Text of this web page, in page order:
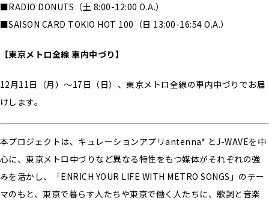
■RADIO DONUTS（土 8:00-12:00 O.A.）
■SAISON CARD TOKIO HOT 100（日 13:00-16:54 O.A.）
【東京メトロ全線 車内中づり】
12月11日（月）～17日（日）、東京メトロ全線の車内中づりでお届
けします。
本プロジェクトは、キュレーションアプリantenna* とJ-WAVEを中
心に、東京メトロ中づりなど異なる特性をもつ媒体がそれぞれの強
みを活かし、「ENRICH YOUR LIFE WITH METRO SONGS」のテー
マのもと、東京で暮らす人たちや東京で働く人たちに、歌詞と音楽